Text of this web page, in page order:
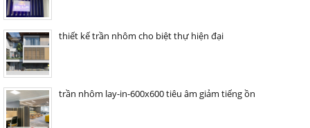
thiết kế trần nhôm cho biệt thự hiện đại
trần nhôm lay-in-600x600 tiêu âm giảm tiếng ồn